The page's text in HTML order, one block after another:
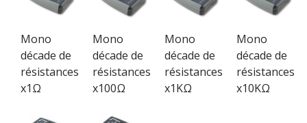
Mono
décade de
résistances
x1Ω
Mono
décade de
résistances
x100Ω
Mono
décade de
résistances
x1KΩ
Mono
décade de
résistances
x10KΩ